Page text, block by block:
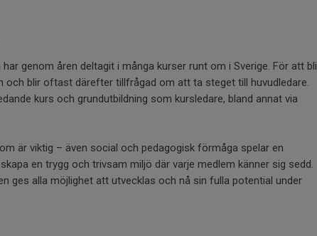
genom åren deltagit i många kurser runt om i Sverige. För att bli
och blir oftast därefter tillfrågad om att ta steget till huvudledare.
kurs och grundutbildning som kursledare, bland annat via
är viktig – även social och pedagogisk förmåga spelar en
en trygg och trivsam miljö där varje medlem känner sig sedd.
ges alla möjlighet att utvecklas och nå sin fulla potential under